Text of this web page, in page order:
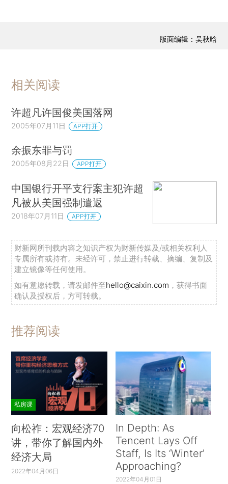
版面编辑：吴秋晗
相关阅读
许超凡许国俊美国落网
2005年07月11日 APP打开
余振东罪与罚
2005年08月22日 APP打开
中国银行开平支行案主犯许超
凡被从美国强制遣返
2018年07月11日 APP打开
财新网所刊载内容之知识产权为财新传媒及/或相关权利人
专属所有或持有。未经许可，禁止进行转载、摘编、复制及
建立镜像等任何使用。
如有意愿转载，请发邮件至hello@caixin.com ，获得书面
确认及授权后，方可转载。
推荐阅读
私房课
向松祚：宏观经济70
讲，带你了解国内外
经济大局
2022年04月06日
In Depth: As
Tencent Lays Off
Staff, Is Its ‘Winter’
Approaching?
2022年04月01日